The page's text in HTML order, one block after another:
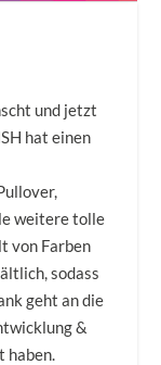
und jetzt
hat einen
weitere tolle
von Farben
sodass
geht an die
&
haben.